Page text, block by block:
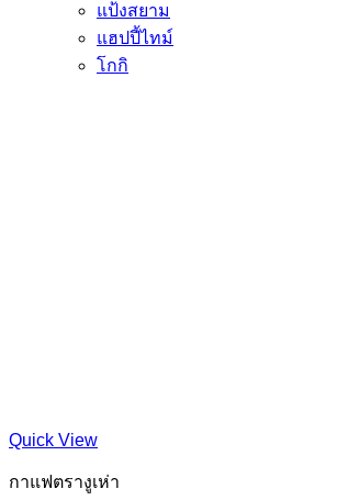
แป้งสยาม
แฮปปี้ไทม์
โกกิ
Quick View
กาแฟตรางูเห่า